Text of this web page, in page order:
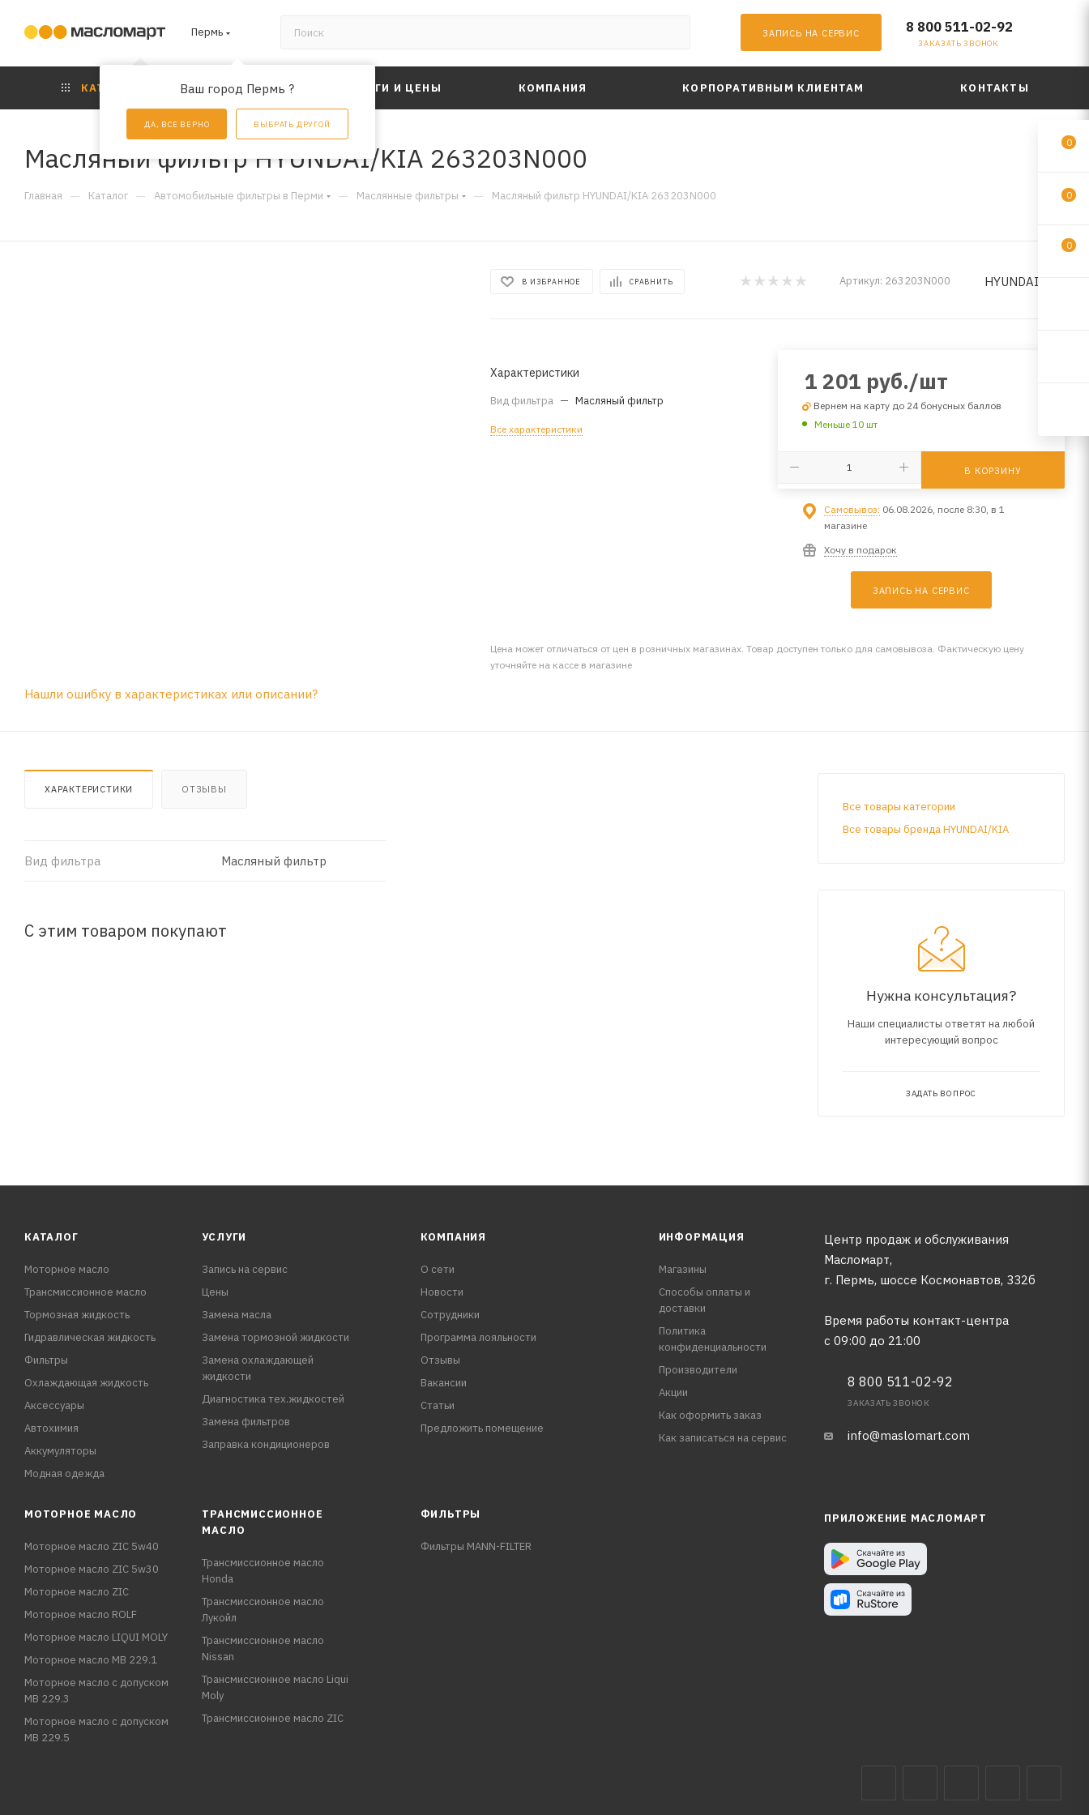
Пермь
Ваш город Пермь ?
ДА, ВСЕ ВЕРНО ВЫБРАТЬ ДРУГОЙ
ЗАПИСЬ НА СЕРВИС 8 800 511-02-92
ЗАКАЗАТЬ ЗВОНОК
КАТАЛОГ АКЦИИ УСЛУГИ И ЦЕНЫ КОМПАНИЯ КОРПОРАТИВНЫМ КЛИЕНТАМ КОНТАКТЫ
Масляный фильтр HYUNDAI/KIA 263203N000
Главная — Каталог — Автомобильные фильтры в Перми — Маслянные фильтры — Масляный фильтр HYUNDAI/KIA 263203N000
В ИЗБРАННОЕ СРАВНИТЬ Артикул: 263203N000 HYUNDAI/KIA
Характеристики
Вид фильтра — Масляный фильтр
Все характеристики
1 201 руб./шт
Вернем на карту до 24 бонусных баллов
Меньше 10 шт
В КОРЗИНУ
Самовывоз: 06.08.2026, после 8:30, в 1
магазине
Хочу в подарок
ЗАПИСЬ НА СЕРВИС
Цена может отличаться от цен в розничных магазинах. Товар доступен только для самовывоза. Фактическую цену
уточняйте на кассе в магазине
Нашли ошибку в характеристиках или описании?
ХАРАКТЕРИСТИКИ ОТЗЫВЫ
Вид фильтра Масляный фильтр
С этим товаром покупают
Все товары категории
Все товары бренда HYUNDAI/KIA
Нужна консультация?
Наши специалисты ответят на любой
интересующий вопрос
ЗАДАТЬ ВОПРОС
КАТАЛОГ
Моторное масло
Трансмиссионное масло
Тормозная жидкость
Гидравлическая жидкость
Фильтры
Охлаждающая жидкость
Аксессуары
Автохимия
Аккумуляторы
Модная одежда
УСЛУГИ
Запись на сервис
Цены
Замена масла
Замена тормозной жидкости
Замена охлаждающей
жидкости
Диагностика тех.жидкостей
Замена фильтров
Заправка кондиционеров
КОМПАНИЯ
О сети
Новости
Сотрудники
Программа лояльности
Отзывы
Вакансии
Статьи
Предложить помещение
ИНФОРМАЦИЯ
Магазины
Способы оплаты и
доставки
Политика
конфиденциальности
Производители
Акции
Как оформить заказ
Как записаться на сервис
Центр продаж и обслуживания
Масломарт,
г. Пермь, шоссе Космонавтов, 332б
Время работы контакт-центра
с 09:00 до 21:00
8 800 511-02-92
ЗАКАЗАТЬ ЗВОНОК
info@maslomart.com
МОТОРНОЕ МАСЛО
Моторное масло ZIC 5w40
Моторное масло ZIC 5w30
Моторное масло ZIC
Моторное масло ROLF
Моторное масло LIQUI MOLY
Моторное масло MB 229.1
Моторное масло с допуском
MB 229.3
Моторное масло с допуском
MB 229.5
ТРАНСМИССИОННОЕ
МАСЛО
Трансмиссионное масло
Honda
Трансмиссионное масло
Лукойл
Трансмиссионное масло
Nissan
Трансмиссионное масло Liqui
Moly
Трансмиссионное масло ZIC
ФИЛЬТРЫ
Фильтры MANN-FILTER
ПРИЛОЖЕНИЕ МАСЛОМАРТ
0
0
0